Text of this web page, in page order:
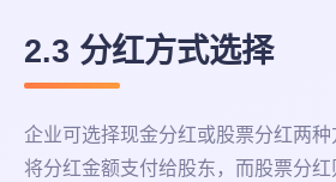
2.3 分红方式选择
企业可选择现金分红或股票分红两
将分红金额支付给股东，而股票分